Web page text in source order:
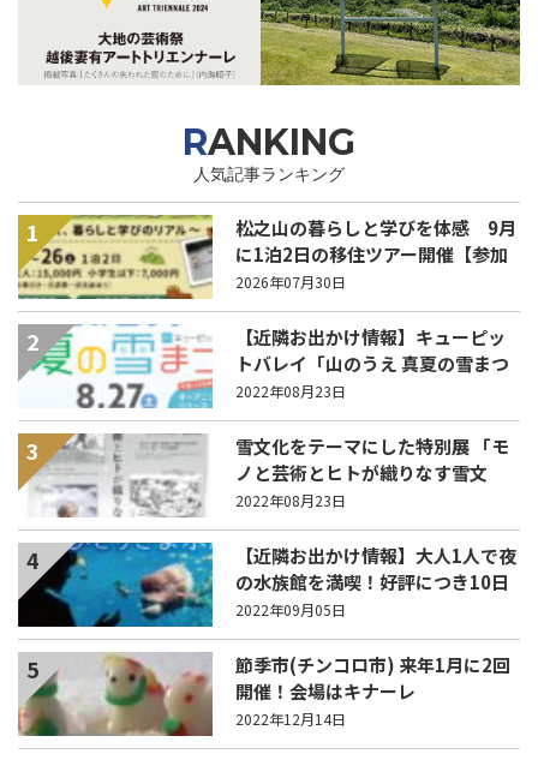
RANKING
人気記事ランキング
1
松之山の暮らしと学びを体感 9月
に1泊2日の移住ツアー開催【参加
家族募集】
2026年07月30日
2
【近隣お出かけ情報】キューピッ
トバレイ「山のうえ 真夏の雪まつ
り」 27日(土)に開催！
2022年08月23日
3
雪文化をテーマにした特別展 「モ
ノと芸術とヒトが織りなす雪文
化」9月6日から
2022年08月23日
4
【近隣お出かけ情報】大人1人で夜
の水族館を満喫！好評につき10日
（土）も開催！
2022年09月05日
5
節季市(チンコロ市) 来年1月に2回
開催！会場はキナーレ
2022年12月14日